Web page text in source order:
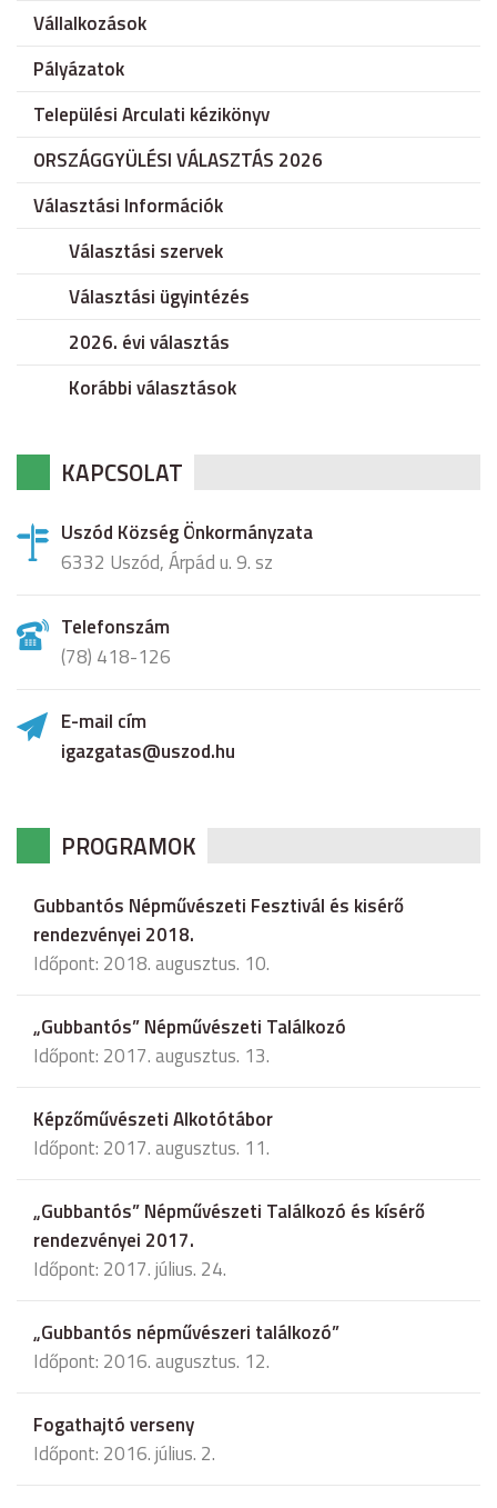
Vállalkozások
Pályázatok
Települési Arculati kézikönyv
ORSZÁGGYÜLÉSI VÁLASZTÁS 2026
Választási Információk
Választási szervek
Választási ügyintézés
2026. évi választás
Korábbi választások
KAPCSOLAT
Uszód Község Önkormányzata
6332 Uszód, Árpád u. 9. sz
Telefonszám
(78) 418-126
E-mail cím
igazgatas@uszod.hu
PROGRAMOK
Gubbantós Népművészeti Fesztivál és kisérő
rendezvényei 2018.
Időpont: 2018. augusztus. 10.
„Gubbantós” Népművészeti Találkozó
Időpont: 2017. augusztus. 13.
Képzőművészeti Alkotótábor
Időpont: 2017. augusztus. 11.
„Gubbantós” Népművészeti Találkozó és kísérő
rendezvényei 2017.
Időpont: 2017. július. 24.
„Gubbantós népművészeri találkozó”
Időpont: 2016. augusztus. 12.
Fogathajtó verseny
Időpont: 2016. július. 2.